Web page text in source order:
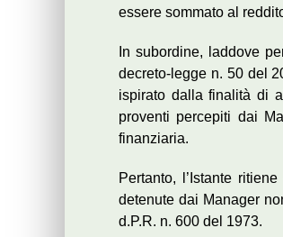
essere sommato al
In subordine, laddove
decreto-legge n. 50 del
ispirato dalla finalità di
proventi percepiti dai
finanziaria.
Pertanto, l’Istante
detenute dai Manager
d.P.R. n. 600 del 1973.